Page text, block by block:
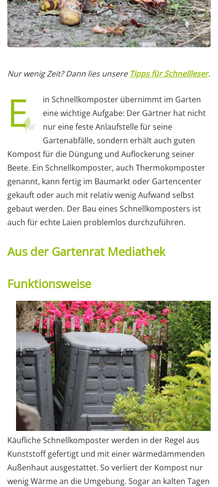
Nur wenig Zeit? Dann lies unsere Tipps für Schnellleser.
E
in Schnellkomposter übernimmt im Garten
eine wichtige Aufgabe: Der Gärtner hat nicht
nur eine feste Anlaufstelle für seine
Gartenabfälle, sondern erhält auch guten
Kompost für die Düngung und Auflockerung seiner
Beete. Ein Schnellkomposter, auch Thermokomposter
genannt, kann fertig im Baumarkt oder Gartencenter
gekauft oder auch mit relativ wenig Aufwand selbst
gebaut werden. Der Bau eines Schnellkomposters ist
auch für echte Laien problemlos durchzuführen.
Aus der Gartenrat Mediathek
Funktionsweise
Käufliche Schnellkomposter werden in der Regel aus
Kunststoff gefertigt und mit einer wärmedämmenden
Außenhaut ausgestattet. So verliert der Kompost nur
wenig Wärme an die Umgebung. Sogar an kalten Tagen